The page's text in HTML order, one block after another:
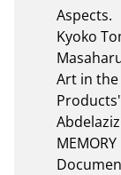
Aspects.
Kyoko
Art in